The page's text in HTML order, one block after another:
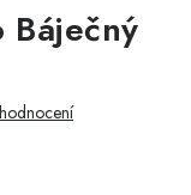
Báječný